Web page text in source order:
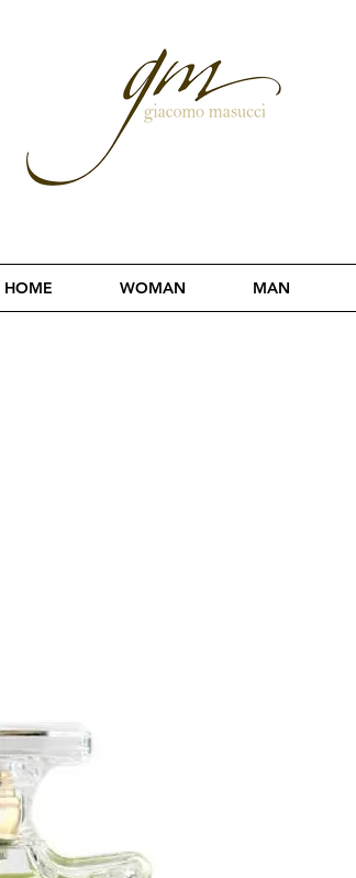
HOME WOMAN MAN